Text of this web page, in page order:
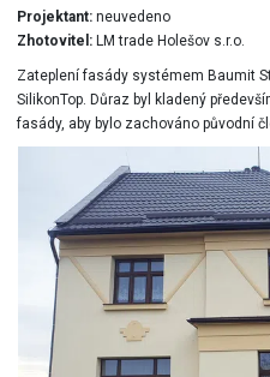
Projektant:neuvedeno
Zhotovitel:LM trade Holešov s.r.o.
Zateplení fasády systémem Baumit
SilikonTop. Důraz byl kladený
fasády, aby bylo zachováno původní